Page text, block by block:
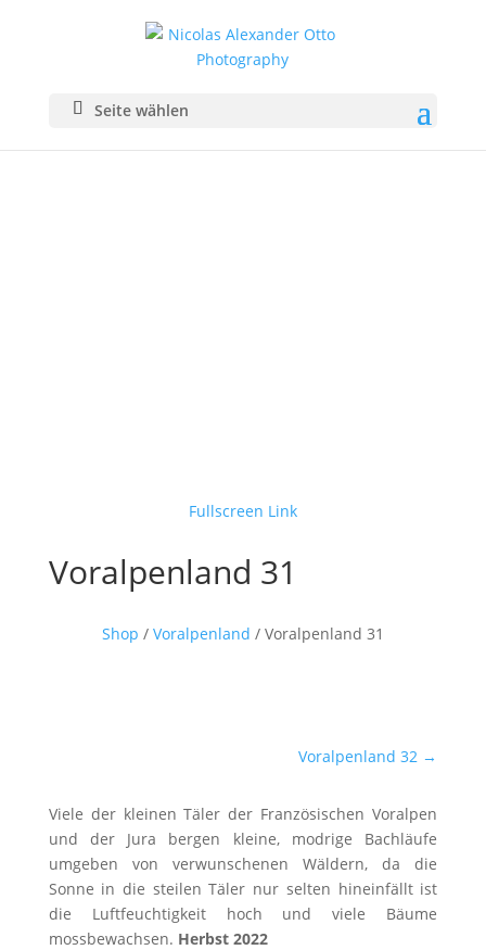
Seite wählen
Fullscreen Link
Voralpenland 31
Shop / Voralpenland / Voralpenland 31
Voralpenland 32 →
Viele der kleinen Täler der Französischen Voralpen
und der Jura bergen kleine, modrige Bachläufe
umgeben von verwunschenen Wäldern, da die
Sonne in die steilen Täler nur selten hineinfällt ist
die Luftfeuchtigkeit hoch und viele Bäume
mossbewachsen. Herbst 2022